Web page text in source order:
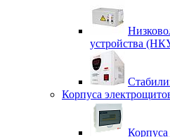
устройства
Корпуса